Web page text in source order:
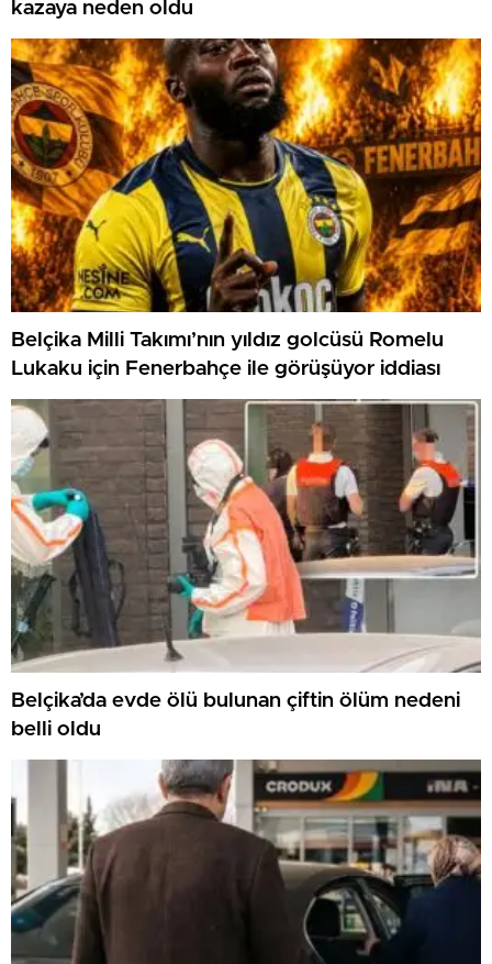
kazaya neden oldu
Belçika Milli Takımı’nın yıldız golcüsü Romelu
Lukaku için Fenerbahçe ile görüşüyor iddiası
Belçika’da evde ölü bulunan çiftin ölüm nedeni
belli oldu